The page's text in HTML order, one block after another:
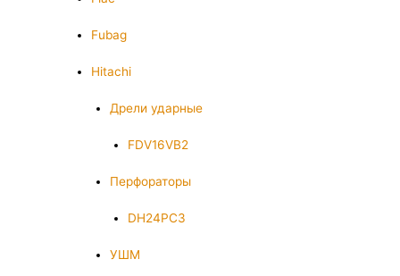
Fubag
Hitachi
Дрели ударные
FDV16VB2
Перфораторы
DH24PC3
УШМ